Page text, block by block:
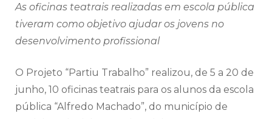
As oficinas teatrais realizadas em escola pública
tiveram como objetivo ajudar os jovens no
desenvolvimento profissional
O Projeto “Partiu Trabalho” realizou, de 5 a 20 de
junho, 10 oficinas teatrais para os alunos da escola
pública “Alfredo Machado”, do município de